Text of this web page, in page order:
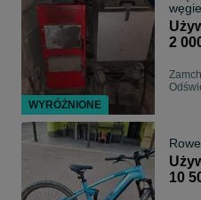
2
Zamch
10
WYRÓŻNIONE